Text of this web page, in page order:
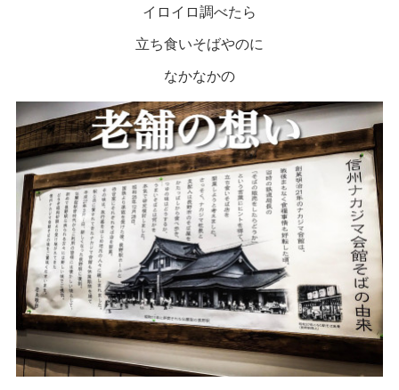
イロイロ調べたら
立ち食いそばやのに
なかなかの